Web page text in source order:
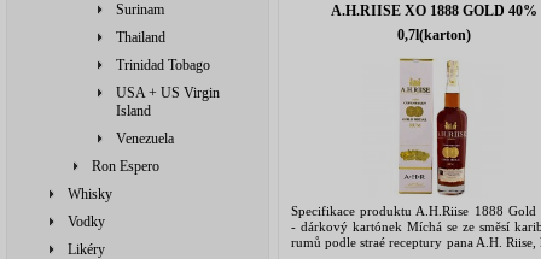
Surinam
Thailand
Trinidad Tobago
USA + US Virgin
Island
Venezuela
Ron Espero
Whisky
Vodky
Likéry
A.H.RIISE XO 1888 GOLD 40%
0,7l(karton)
Specifikace produktu A.H.Riise 1888 Gold
- dárkový kartónek Míchá se ze směsí
rumů podle straé receptury pana A.H. Riise,